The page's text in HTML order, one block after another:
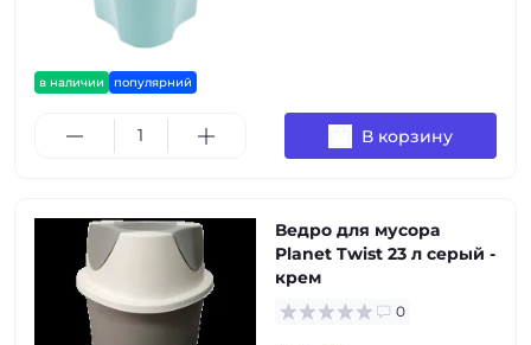
в наличии популярний
В корзину
Ведро для мусора
Planet Twist 23 л серый -
крем
0